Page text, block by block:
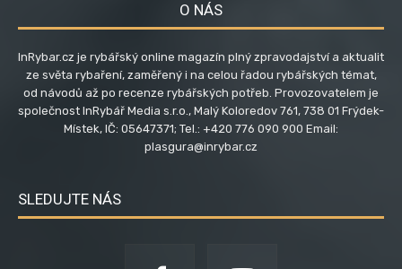
O NÁS
InRybar.cz je rybářský online magazín plný zpravodajství a aktualit
ze světa rybaření, zaměřený i na celou řadou rybářských témat,
od návodů až po recenze rybářských potřeb. Provozovatelem je
společnost InRybář Media s.r.o., Malý Koloredov 761, 738 01 Frýdek-
Místek, IČ: 05647371; Tel.: +420 776 090 900 Email:
plasgura@inrybar.cz
SLEDUJTE NÁS